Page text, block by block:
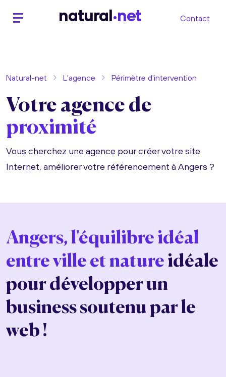
natural net Contact
Natural-net L'agence Périmètre d'intervention
Votre agence de
proximité
Vous cherchez une agence pour créer votre site
Internet, améliorer votre référencement à Angers ?
Angers, l'équilibre idéal
entre ville et nature idéale
pour développer un
business soutenu par le
web !